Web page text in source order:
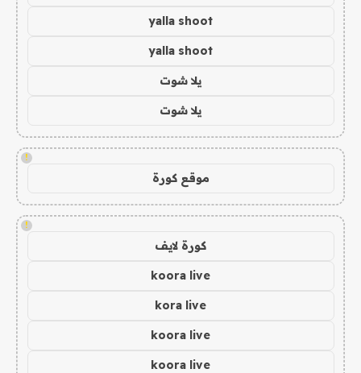
yalla shoot
yalla shoot
يلا شوت
يلا شوت
!
موقع كورة
!
كورة لايف
koora live
kora live
koora live
koora live